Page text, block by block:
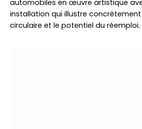
automobiles en œuvre artistique
installation qui illustre concrètement
circulaire et le potentiel du réemploi.